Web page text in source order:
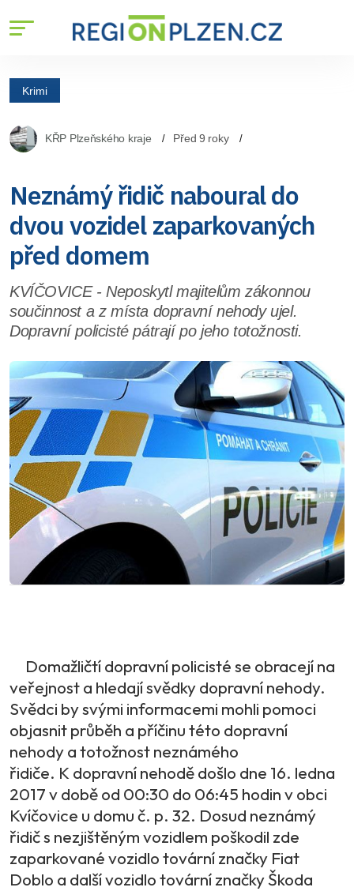
Krimi
KŘP Plzeňského kraje Před 9 roky
Neznámý řidič naboural do
dvou vozidel zaparkovaných
před domem
KVÍČOVICE - Neposkytl majitelům zákonnou
součinnost a z místa dopravní nehody ujel.
Dopravní policisté pátrají po jeho totožnosti.
Domažličtí dopravní policisté se obracejí na
veřejnost a hledají svědky dopravní nehody.
Svědci by svými informacemi mohli pomoci
objasnit průběh a příčinu této dopravní
nehody a totožnost neznámého
řidiče. K dopravní nehodě došlo dne 16. ledna
2017 v době od 00:30 do 06:45 hodin v obci
Kvíčovice u domu č. p. 32. Dosud neznámý
řidič s nezjištěným vozidlem poškodil zde
zaparkované vozidlo tovární značky Fiat
Doblo a další vozidlo tovární značky Škoda